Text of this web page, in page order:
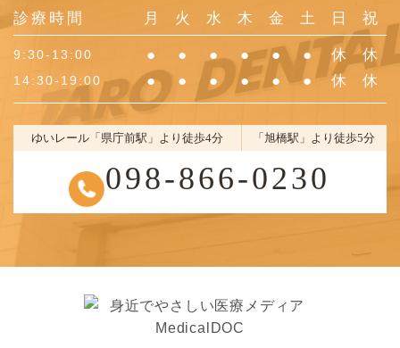
診療時間 月 火 水 木 金 土 日 祝
9:30-13:00 ● ● ● ● ● ● 休 休
14:30-19:00 ● ● ● ● ● ● 休 休
ゆいレール「県庁前駅」より徒歩4分 「旭橋駅」より徒歩5分
098-866-0230